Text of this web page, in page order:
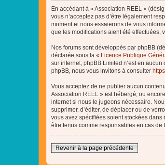
En accédant à « Association REEL »
vous n’acceptez pas d’être légalement
moment et nous essaierons de vous
que les modifications aient été effectuées,
Nos forums sont développés par phpBB
déclarée sous la « Licence Publique
sur internet, phpBB Limited n’est en
phpBB, nous vous invitons à consulter
Vous acceptez de ne publier aucun
Association REEL » est hébergé, ou
internet si nous le jugeons nécessaire.
supprimer, d’éditer, de déplacer ou de
vous avez spécifiées soient stockées
être tenus comme responsables en cas de
Revenir à la page précédente